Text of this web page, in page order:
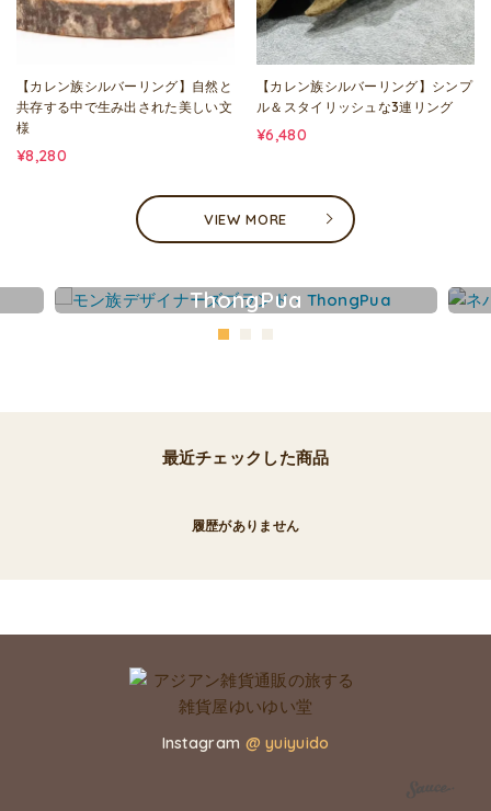
【カレン族シルバーリング】自然と
共存する中で生み出された美しい文
様
¥8,280
【カレン族シルバーリング】シンプ
ル＆スタイリッシュな3連リング
¥6,480
VIEW MORE
ThongPua
最近チェックした商品
履歴がありません
Instagram @ yuiyuido